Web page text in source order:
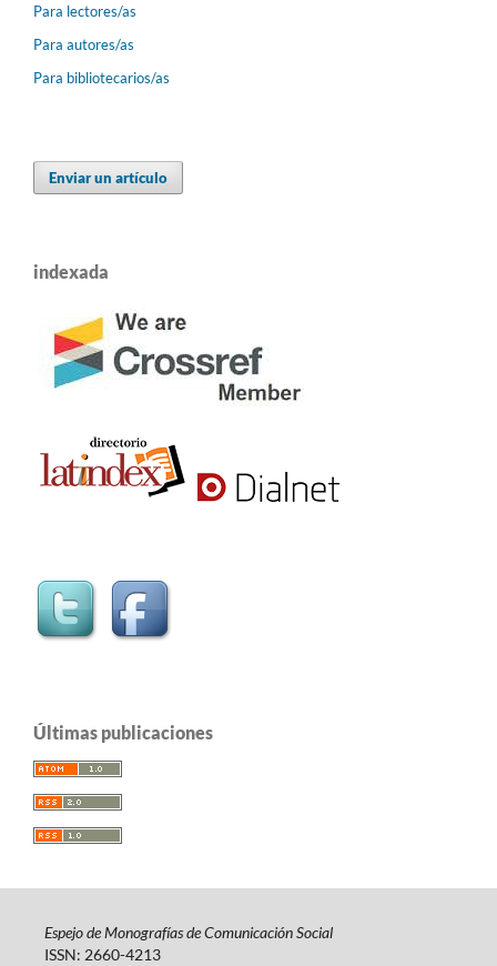
Para lectores/as
Para autores/as
Para bibliotecarios/as
Enviar un artículo
indexada
Últimas publicaciones
Espejo de Monografías de Comunicación Social
ISSN: 2660-4213